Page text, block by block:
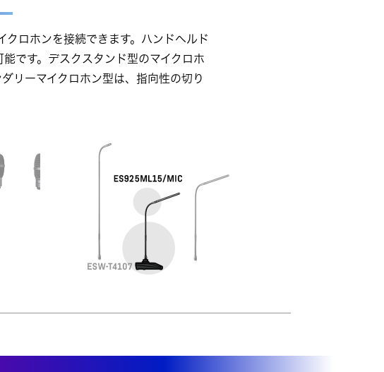
ロホンを接続できます。ハンドヘルド
です。デスクスタンド型のマイクロホ
リーマイクロホン型は、指向性の切り